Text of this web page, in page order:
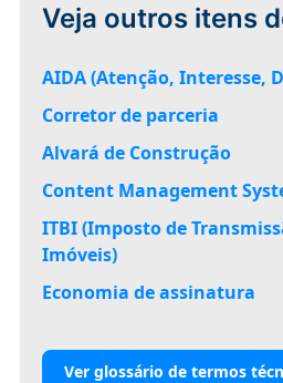
Veja outros itens
AIDA (Atenção, Interesse,
Corretor de parceria
Alvará de Construção
Content Management
ITBI (Imposto de
Imóveis)
Economia de assinatura
Ver glossário de termos